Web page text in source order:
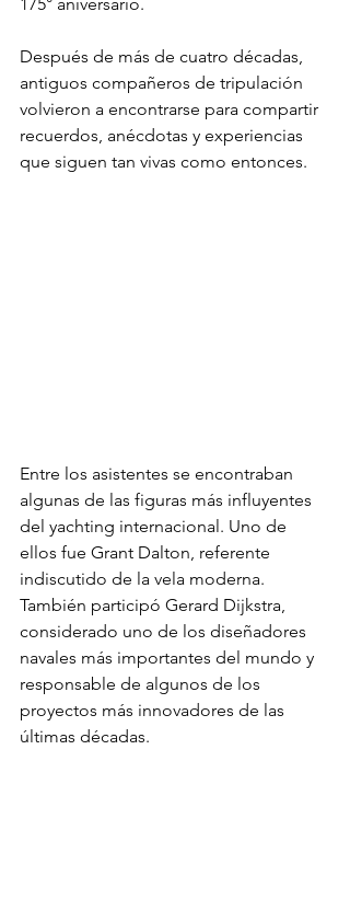
Después de más de cuatro décadas,
antiguos compañeros de tripulación
volvieron a encontrarse para compartir
recuerdos, anécdotas y experiencias
que siguen tan vivas como entonces.
Entre los asistentes se encontraban
algunas de las figuras más influyentes
del yachting internacional. Uno de
ellos fue Grant Dalton, referente
indiscutido de la vela moderna.
También participó Gerard Dijkstra,
considerado uno de los diseñadores
navales más importantes del mundo y
responsable de algunos de los
proyectos más innovadores de las
últimas décadas.